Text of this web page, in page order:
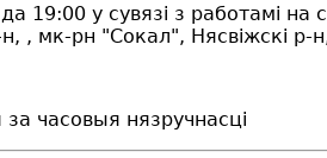
19:00 у сувязі з работамi
н, , мк-рн "Сокал", Нясвіжскі
часовыя нязручнасці